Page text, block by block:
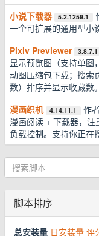
小说下载器 5.2.1259.1
一个可扩展的通用型小
Pixiv Previewer 3.8.7.1
显示预览图（支持单图
动图压缩包下载；搜索
数）排序并显示收藏数。
漫画织机 4.14.11.1 作
漫画阅读 + 下载器，注
负载控制。支持你正在
脚本排序
总安装量 日安装量 评